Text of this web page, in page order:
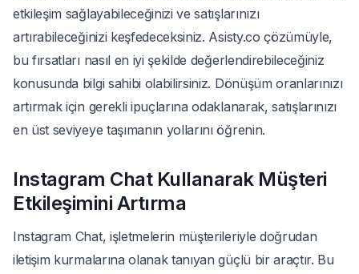
etkileşim sağlayabileceğinizi ve satışlarınızı
artırabileceğinizi keşfedeceksiniz. Asisty.co çözümüyle,
bu fırsatları nasıl en iyi şekilde değerlendirebileceğiniz
konusunda bilgi sahibi olabilirsiniz. Dönüşüm oranlarınızı
artırmak için gerekli ipuçlarına odaklanarak, satışlarınızı
en üst seviyeye taşımanın yollarını öğrenin.
Instagram Chat Kullanarak Müşteri
Etkileşimini Artırma
Instagram Chat, işletmelerin müşterileriyle doğrudan
iletişim kurmalarına olanak tanıyan güçlü bir araçtır. Bu